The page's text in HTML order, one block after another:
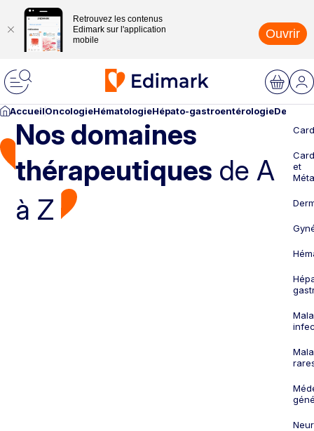
Retrouvez les contenus
Edimark sur l'application
mobile
Ouvrir
AccueilOncologieHématologieHépato-gastroentérologie
Nos domaines
thérapeutiques de A
à Z
et